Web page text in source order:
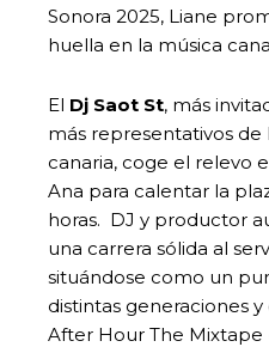
Sonora 2025, Liane
huella en la música
El Dj Saot St, más
más representativos de
canaria, coge el relevo
Ana para calentar la
horas. DJ y productor
una carrera sólida al
situándose como un
distintas generaciones
After Hour The Mixtape